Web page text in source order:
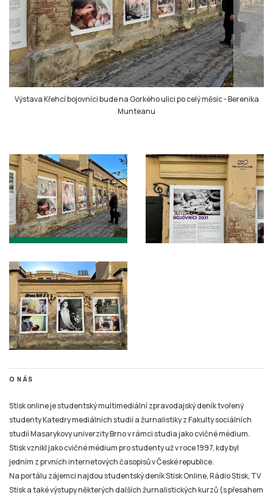
Výstava Křehcí bojovníci bude na Gorkého ulici po celý měsíc-Berenika
Munteanu
O NÁS
Stisk online je studentský multimediální zpravodajský deník tvořený
studenty Katedry mediálních studií a žurnalistiky z Fakulty sociálních
studií Masarykovy univerzity Brno v rámci studia jako cvičné médium.
Stisk vznikl jako cvičné médium pro studenty už v roce 1997, kdy byl
jedním z prvních internetových časopisů v České republice.
Na portálu zájemci najdou studentský deník Stisk Online, Rádio Stisk, TV
Stisk a také výstupy některých dalších žurnalistických kurzů (s přesahem